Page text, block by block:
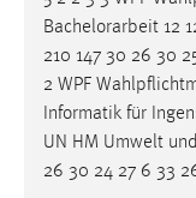
Relevanz:
Vertiefungsprojekt
5 2 2 3 3 WPF
Bachelorarbeit12
210 147 30 26 30
2 WPF